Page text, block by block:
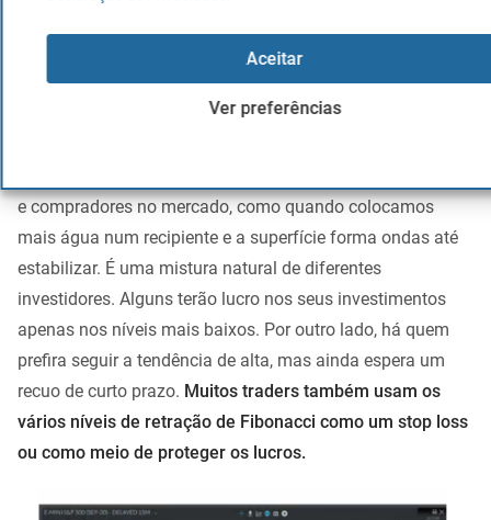
Aceitar
Ver preferências
Como observará no gráfico do índice E-Mini S&P 500, o
suporte da linha de tendência continua a aumentar. O que
acabamos vendo é que a tendência está a ficar cada vez
e compradores no mercado, como quando colocamos
mais água num recipiente e a superfície forma ondas até
estabilizar. É uma mistura natural de diferentes
investidores. Alguns terão lucro nos seus investimentos
apenas nos níveis mais baixos. Por outro lado, há quem
prefira seguir a tendência de alta, mas ainda espera um
recuo de curto prazo. Muitos traders também usam os
vários níveis de retração de Fibonacci como um stop loss
ou como meio de proteger os lucros.